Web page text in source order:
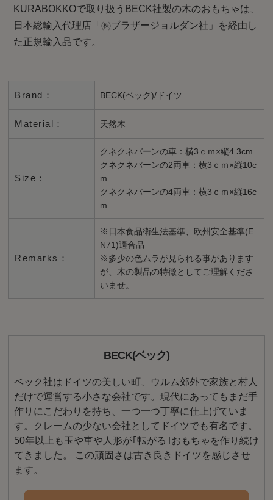
KURABOKKOで取り扱うBECK社製の木のおもちゃは、
日本総輸入代理店「㈱ブラザージョルダン社」を経由し
た正規輸入品です。
Brand： BECK(ベック)/ドイツ
Material： 天然木
Size：
クネクネバーンの車：横3ｃｍ×縦4.3cm
クネクネバーンの2両車：横3ｃｍ×縦10c
m
クネクネバーンの4両車：横3ｃｍ×縦16c
m
Remarks：
※日本食品衛生法基準、欧州安全基準(E
N71)適合品
※多少の色ムラが見られる事があります
が、木の製品の特徴としてご理解くださ
いませ。
BECK(ベック)
ベック社はドイツの美しい町、ウルム郊外で家族と村人
だけで運営する小さな会社です。現代にあってもまだ手
作りにこだわりを持ち、一つ一つ丁寧に仕上げていま
す。クレームの少ない会社としてドイツでも有名です。
50年以上も玉や車や人形が｢転がる｣おもちゃを作り続け
てきました。 この頑固さは古き良きドイツを感じさせ
ます。